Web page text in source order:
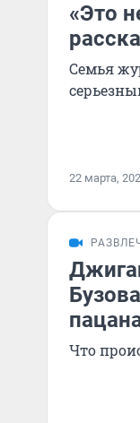
«Это
Семья
22 марта,
Что